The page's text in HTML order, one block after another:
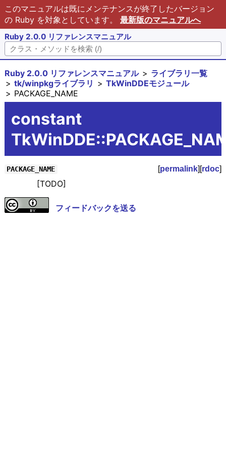
このマニュアルは既にメンテナンスが終了したバージョン
の Ruby を対象としています。 最新版のマニュアルへ
Ruby 2.0.0 リファレンスマニュアル
Ruby 2.0.0 リファレンスマニュアル
ライブラリ一覧
tk/winpkgライブラリ
TkWinDDEモジュール
PACKAGE_NAME
constant
PACKAGE_NAME [permalink][rdoc]
[TODO]
フィードバックを送る